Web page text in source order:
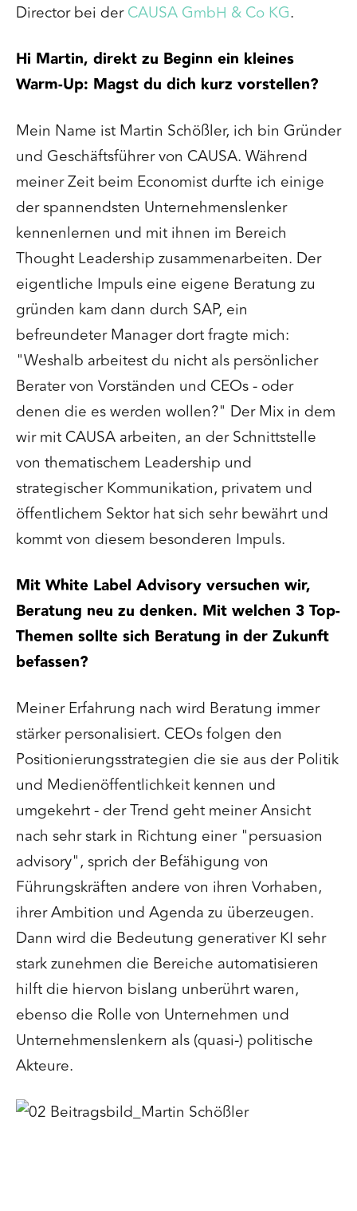
Directorbei derCAUSA GmbH & Co KG.
Hi Martin, direkt zu Beginn ein kleines
Warm-Up: Magst du dich kurz vorstellen?
Mein Name ist Martin Schößler, ich bin Gründer
und Geschäftsführer von CAUSA. Während
meiner Zeit beim Economist durfte ich einige
der spannendsten Unternehmenslenker
kennenlernen und mit ihnen im Bereich
Thought Leadership zusammenarbeiten. Der
eigentliche Impuls eine eigene Beratung zu
gründen kam dann durch SAP, ein
befreundeter Manager dort fragte mich:
"Weshalb arbeitest du nicht als persönlicher
Berater von Vorständen und CEOs - oder
denen die es werden wollen?" Der Mix in dem
wir mit CAUSA arbeiten, an der Schnittstelle
von thematischem Leadership und
strategischer Kommunikation, privatem und
öffentlichem Sektor hat sich sehr bewährt und
kommt von diesem besonderen Impuls.
Mit White Label Advisory versuchen wir,
Beratung neu zu denken. Mit welchen 3 Top-
Themen sollte sich Beratung in der Zukunft
befassen?
Meiner Erfahrung nach wird Beratung immer
stärker personalisiert. CEOs folgen den
Positionierungsstrategien die sie aus der Politik
und Medienöffentlichkeit kennen und
umgekehrt - der Trend geht meiner Ansicht
nach sehr stark in Richtung einer "persuasion
advisory", sprich der Befähigung von
Führungskräften andere von ihren Vorhaben,
ihrer Ambition und Agenda zu überzeugen.
Dann wird die Bedeutung generativer KI sehr
stark zunehmen die Bereiche automatisieren
hilft die hiervon bislang unberührt waren,
ebenso die Rolle von Unternehmen und
Unternehmenslenkern als (quasi-) politische
Akteure.